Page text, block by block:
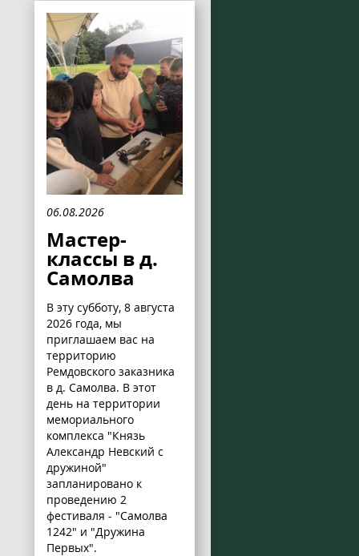
06.08.2026
Мастер-
классы в д.
Самолва
В эту субботу, 8 августа
2026 года, мы
приглашаем вас на
территорию
Ремдовского заказника
в д. Самолва. В этот
день на территории
мемориального
комплекса "Князь
Александр Невский с
дружиной"
запланировано к
проведению 2
фестиваля - "Самолва
1242" и "Дружина
Первых".